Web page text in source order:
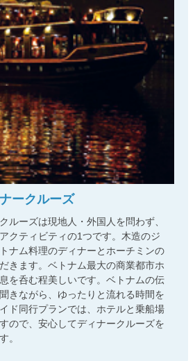
ークルーズ
ルーズは現地人・外国人を問わず、
クティビティの1つです。木造のジ
ナム料理のディナーとホーチミンの
きます。ベトナム最大の商業都市ホ
を呑む程美しいです。ベトナムの伝
きながら、ゆったりと流れる時間を
ド同行プランでは、ホテルと乗船場
ので、安心してディナークルーズを
。